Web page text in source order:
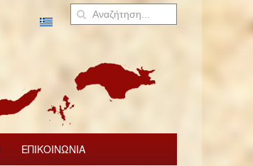
ΕΠΙΚΟΙΝΩΝΙΑ